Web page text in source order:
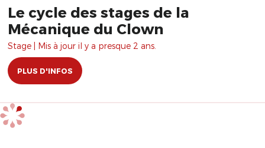
Le cycle des stages de la
Mécanique du Clown
Stage | Mis à jour il y a presque 2 ans.
PLUS D'INFOS